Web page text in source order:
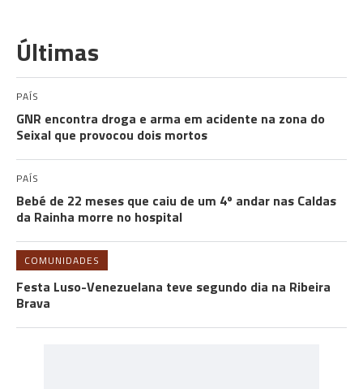
Últimas
PAÍS
GNR encontra droga e arma em acidente na zona do
Seixal que provocou dois mortos
PAÍS
Bebé de 22 meses que caiu de um 4º andar nas Caldas
da Rainha morre no hospital
COMUNIDADES
Festa Luso-Venezuelana teve segundo dia na Ribeira
Brava